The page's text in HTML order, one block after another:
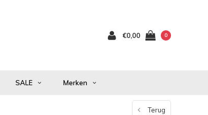
€0,00 0
SALE Merken
Terug